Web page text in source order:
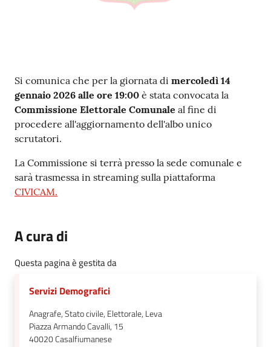
Contenuto
Si comunica che per la giornata di mercoledì 14
gennaio 2026 alle ore 19:00 è stata convocata la
Commissione Elettorale Comunale al fine di
procedere all'aggiornamento dell'albo unico
scrutatori.
La Commissione si terrà presso la sede comunale e
sarà trasmessa in streaming sulla piattaforma
CIVICAM.
A cura di
Questa pagina è gestita da
Servizi Demografici
Anagrafe, Stato civile, Elettorale, Leva
Piazza Armando Cavalli, 15
40020Casalfiumanese